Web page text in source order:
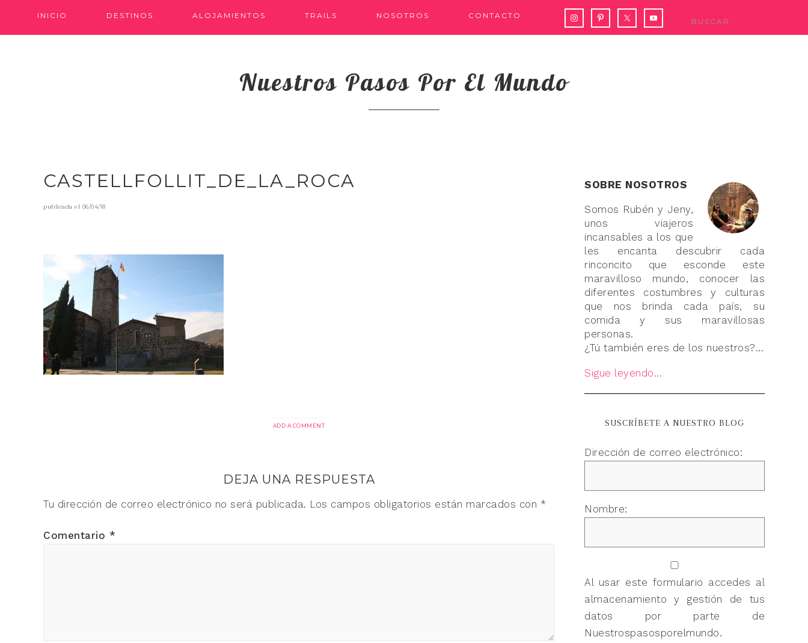
INICIO DESTINOS ALOJAMIENTOS TRAILS NOSOTROS CONTACTO
Nuestros Pasos Por El Mundo
CASTELLFOLLIT_DE_LA_ROCA
publicada el 06/04/18
ADD A COMMENT
DEJA UNA RESPUESTA
Tu dirección de correo electrónico no será publicada. Los campos obligatorios están marcados con *
Comentario *
SOBRE NOSOTROS
Somos Rubén y Jeny,
unos viajeros
incansables a los que
les encanta descubrir cada
rinconcito que esconde este
maravilloso mundo, conocer las
diferentes costumbres y culturas
que nos brinda cada país, su
comida y sus maravillosas
personas.
¿Tú también eres de los nuestros?...
Sigue leyendo...
SUSCRÍBETE A NUESTRO BLOG
Dirección de correo electrónico:
Nombre:
Al usar este formulario accedes al
almacenamiento y gestión de tus
datos por parte de
Nuestrospasosporelmundo.